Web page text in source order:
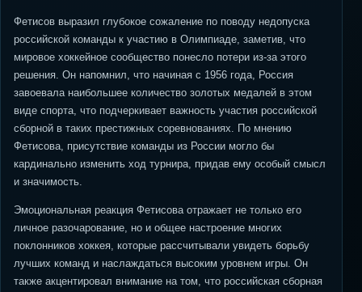
Фетисов выразил глубокое сожаление по поводу недопуска
российской команды к участию в Олимпиаде, заметив, что
мировое хоккейное сообщество понесло потери из-за этого
решения. Он напомнил, что начиная с 1956 года, Россия
завоевала наибольшее количество золотых медалей в этом
виде спорта, что подчеркивает важность участия российской
сборной в таких престижных соревнованиях. По мнению
Фетисова, присутствие команды из России могло бы
кардинально изменить ход турнира, придав ему особый смысл
и значимость.
Эмоциональная реакция Фетисова отражает не только его
личное разочарование, но и общее настроение многих
поклонников хоккея, которые рассчитывали увидеть борьбу
лучших команд и наслаждаться высоким уровнем игры. Он
также акцентировал внимание на том, что российская сборная